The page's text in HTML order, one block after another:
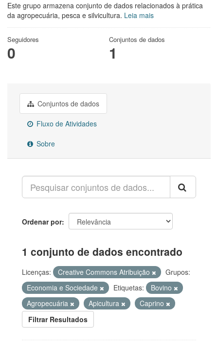
Este grupo armazena conjunto de dados relacionados à prática
da agropecuária, pesca e silvicultura. Leia mais
Seguidores
0
Conjuntos de dados
1
Conjuntos de dados
Fluxo de Atividades
Sobre
Ordenar por
1 conjunto de dados encontrado
Licenças: Creative Commons Atribuição
Grupos:
Economia e Sociedade
Etiquetas:
Bovino
Agropecuária
Apicultura
Caprino
Filtrar Resultados